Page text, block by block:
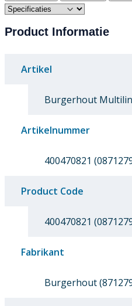
Product Informatie
Artikel
Burgerhout
Artikelnummer
400470821
Product Code
400470821
Fabrikant
Burgerhout